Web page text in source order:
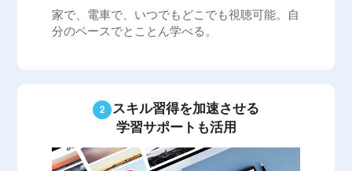
家で、電車で、いつでもどこでも視聴可能。自
分のペースでとことん学べる。
スキル習得を加速させる
学習サポートも活用